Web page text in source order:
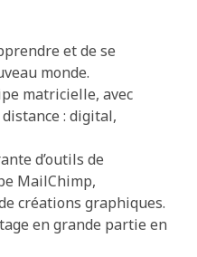
et de se
monde.
matricielle, avec
: digital,
d’outils de
MailChimp,
créations graphiques.
en grande partie en